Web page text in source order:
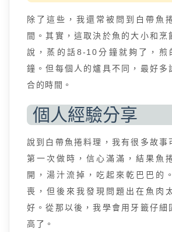
除了這些，我還常被問到白帶魚
間。其實，這取決於魚的大小和烹
說，蒸的話8-10分鐘就夠了，煎
鐘。但每個人的爐具不同，最好多
合的時間。
個人經驗分享
說到白帶魚捲料理，我有很多故事
第一次做時，信心滿滿，結果魚
開，湯汁流掉，吃起來乾巴巴的
喪，但後來我發現問題出在魚肉
好。從那以後，我學會用牙籤仔細
高了。